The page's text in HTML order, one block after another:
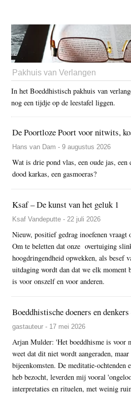
Pakhuis van Verlangen
In het Boeddhistisch pakhuis van
nog een tijdje op de leestafel liggen.
De Poortloze Poort voor nitwits,
Hans van Dam - 9 augustus 2026
Wat is drie pond vlas, een oude jas, een
dood karkas, een gasmoeras?
Ksaf – De kunst van het geluk 1
Ksaf Vandeputte - 22 juli 2026
Nieuw, positief gedrag inoefenen vraagt
Om te beletten dat onze overtuiging
hoogdringendheid opwekken, als besef
uitdaging wordt dan dat we elk moment
is voor onszelf en voor anderen.
Boeddhistische doeners en
gastauteur - 17 mei 2026
Arjan Mulder: 'Het boeddhisme is voor
weet dat dit niet wordt aangeraden,
bijeenkomsten. De meditatie-ochtenden
heb bezocht, leverden mij vooral
interpretaties en rituelen, met weinig